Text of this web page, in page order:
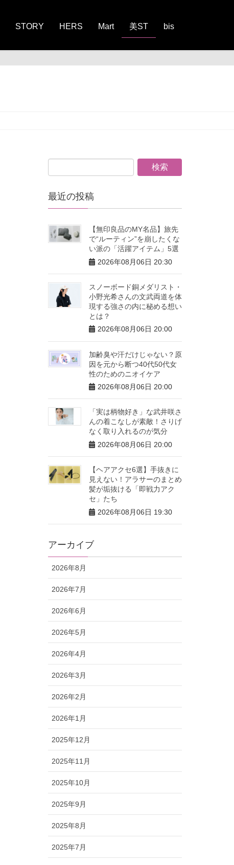
STORY HERS Mart 美ST bis
最近の投稿
【無印良品のMY名品】旅先
で“ルーティン”を崩したくな
い派の「活躍アイテム」5選
2026年08月06日 20:30
スノーボード銅メダリスト・
小野光希さんの文武両道を体
現する強さの内に秘める想い
とは？
2026年08月06日 20:00
加齢臭や汗だけじゃない？原
因を元から断つ40代50代女
性のためのニオイケア
2026年08月06日 20:00
「実は柄物好き」な武井咲さ
んの着こなしが素敵！さりげ
なく取り入れるのが気分
2026年08月06日 20:00
【ヘアアクセ6選】手抜きに
見えない！アラサーのまとめ
髪が垢抜ける「即戦力アク
セ」たち
2026年08月06日 19:30
アーカイブ
2026年8月
2026年7月
2026年6月
2026年5月
2026年4月
2026年3月
2026年2月
2026年1月
2025年12月
2025年11月
2025年10月
2025年9月
2025年8月
2025年7月